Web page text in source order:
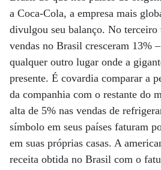
a Coca-Cola, a empresa mais
divulgou seu balanço. No terceiro
vendas no Brasil cresceram 13%
qualquer outro lugar onde a
presente. É covardia comparar a
da companhia com o restante do
alta de 5% nas vendas de
símbolo em seus países faturam
em suas próprias casas. A
receita obtida no Brasil com o